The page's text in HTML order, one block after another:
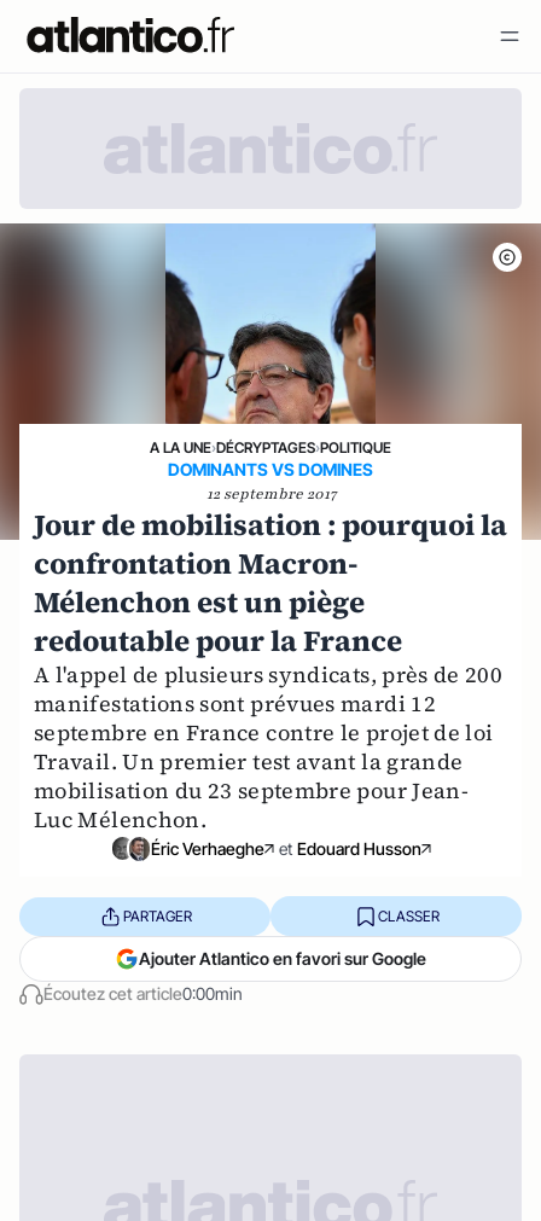
A LA UNE›DÉCRYPTAGES›POLITIQUE
DOMINANTS VS DOMINES
12 septembre 2017
Jour de mobilisation : pourquoi la
confrontation Macron-
Mélenchon est un piège
redoutable pour la France
A l'appel de plusieurs syndicats, près de 200
manifestations sont prévues mardi 12
septembre en France contre le projet de loi
Travail. Un premier test avant la grande
mobilisation du 23 septembre pour Jean-
Luc Mélenchon.
Éric Verhaeghe et Edouard Husson
Écoutez cet article0:00min
PARTAGER CLASSER
Ajouter Atlantico en favori sur Google